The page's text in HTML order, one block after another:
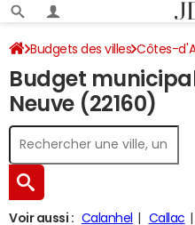
Budgets des villes Côtes-
Budget 2024
Budget
Neuve (22160)
Voir aussi : Calanhel Callac